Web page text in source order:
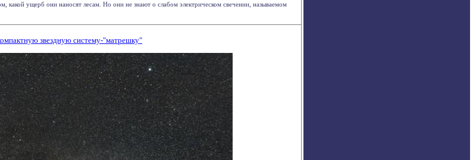
какой ущерб они наносят лесам. Но они не знают о слабом электрическом свечении, называемом
звездную систему-"матрешку"